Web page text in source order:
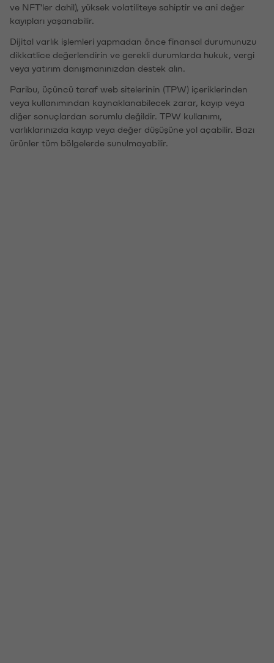
ve NFT'ler dahil), yüksek volatiliteye sahiptir ve ani değer
kayıpları yaşanabilir.
Dijital varlık işlemleri yapmadan önce finansal durumunuzu
dikkatlice değerlendirin ve gerekli durumlarda hukuk, vergi
veya yatırım danışmanınızdan destek alın.
Paribu, üçüncü taraf web sitelerinin (TPW) içeriklerinden
veya kullanımından kaynaklanabilecek zarar, kayıp veya
diğer sonuçlardan sorumlu değildir. TPW kullanımı,
varlıklarınızda kayıp veya değer düşüşüne yol açabilir. Bazı
ürünler tüm bölgelerde sunulmayabilir.